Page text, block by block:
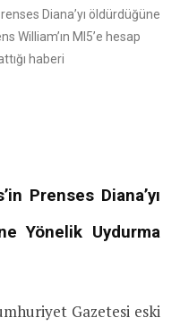
Diana’yı öldürdüğüne
William’ın MI5’e hesap
haberi
Prenses Diana’yı
Yönelik Uydurma
Gazetesi eski